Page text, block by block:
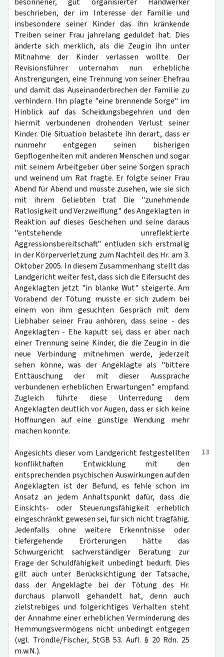
beschrieben, der im Interesse der Familie und
insbesondere seiner Kinder das ihn kränkende
Treiben seiner Frau jahrelang geduldet hat. Dies
änderte sich merklich, als die Zeugin ihn unter
Mitnahme der Kinder verlassen wollte. Der
Revisionsführer unternahm nun erhebliche
Anstrengungen, eine Trennung von seiner Ehefrau
und damit das Auseinanderbrechen der Familie zu
verhindern. Ihn plagte "eine brennende Sorge" im
Hinblick auf das Scheidungsbegehren und den
hiermit verbundenen drohenden Verlust seiner
Kinder. Die Situation belastete ihn derart, dass er
nunmehr entgegen seinen bisherigen
Gepflogenheiten mit anderen Menschen und sogar
mit seinem Arbeitgeber über seine Sorgen sprach
und weinend um Rat fragte. Er folgte seiner Frau
Abend für Abend und musste zusehen, wie sie sich
mit ihrem Geliebten traf. Die "zunehmende
Ratlosigkeit und Verzweiflung" des Angeklagten in
Reaktion auf dieses Geschehen und seine daraus
"entstehende unreflektierte
Aggressionsbereitschaft" entluden sich erstmalig
in der Körperverletzung zum Nachteil des Hr. am 3.
Oktober 2005. In diesem Zusammenhang stellt das
Landgericht weiter fest, dass sich die Eifersucht des
Angeklagten jetzt "in blanke Wut" steigerte. Am
Vorabend der Tötung musste er sich zudem bei
einem von ihm gesuchten Gespräch mit dem
Liebhaber seiner Frau anhören, dass seine - des
Angeklagten - Ehe kaputt sei, dass er aber nach
einer Trennung seine Kinder, die die Zeugin in die
neue Verbindung mitnehmen werde, jederzeit
sehen könne, was der Angeklagte als "bittere
Enttäuschung der mit dieser Aussprache
verbundenen erheblichen Erwartungen" empfand.
Zugleich führte diese Unterredung dem
Angeklagten deutlich vor Augen, dass er sich keine
Hoffnungen auf eine günstige Wendung mehr
machen konnte.
13
Angesichts dieser vom Landgericht festgestellten
konflikthaften Entwicklung mit den
entsprechenden psychischen Auswirkungen auf den
Angeklagten ist der Befund, es fehle schon im
Ansatz an jedem Anhaltspunkt dafür, dass die
Einsichts- oder Steuerungsfähigkeit erheblich
eingeschränkt gewesen sei, für sich nicht tragfähig.
Jedenfalls ohne weitere Erkenntnisse oder
tiefergehende Erörterungen hätte das
Schwurgericht sachverständiger Beratung zur
Frage der Schuldfähigkeit unbedingt bedurft. Dies
gilt auch unter Berücksichtigung der Tatsache,
dass der Angeklagte bei der Tötung des Hr.
durchaus planvoll gehandelt hat, denn auch
zielstrebiges und folgerichtiges Verhalten steht
der Annahme einer erheblichen Verminderung des
Hemmungsvermögens nicht unbedingt entgegen
(vgl. Tröndle/Fischer, StGB 53. Aufl. § 20 Rdn. 25
m.w.N.).